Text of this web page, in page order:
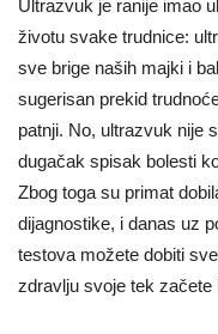
Ultrazvuk je ranije imao
životu svake trudnice:
sve brige naših majki i
sugerisan prekid
patnji. No, ultrazvuk nije
dugačak spisak bolesti
Zbog toga su primat
dijagnostike, i danas uz
testova možete dobiti
zdravlju svoje tek začete